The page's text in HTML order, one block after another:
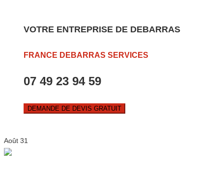
VOTRE ENTREPRISE DE DEBARRAS
FRANCE DEBARRAS SERVICES
07 49 23 94 59
DEMANDE DE DEVIS GRATUIT
Août 31